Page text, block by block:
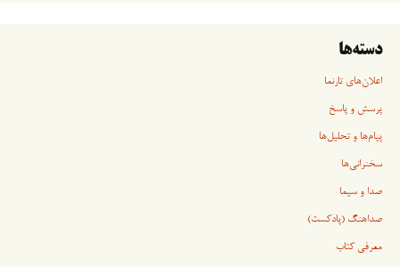
دسته‌ها
اعلان‌های تارنما
پرسش و پاسخ
پیام‌ها و تحلیل‌ها
سخنرانی‏‏‌ها
صدا و سیما
صداهنگ (پادکست)
معرفی کتاب